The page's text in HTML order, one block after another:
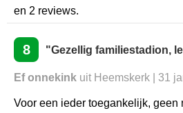
en 2 reviews.
8 "Gezellig familiestadion,
Ef onnekink uit Heemskerk | 31
Voor een ieder toegankelijk, geen